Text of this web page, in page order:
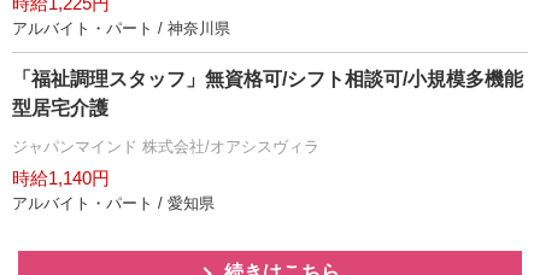
アルバイト・パート / 神奈川県
「福祉調理スタッフ」無資格可/シフト相談可/小規模多機能
型居宅介護
ジャパンマインド 株式会社/オアシスヴィラ
時給1,140円
アルバイト・パート / 愛知県